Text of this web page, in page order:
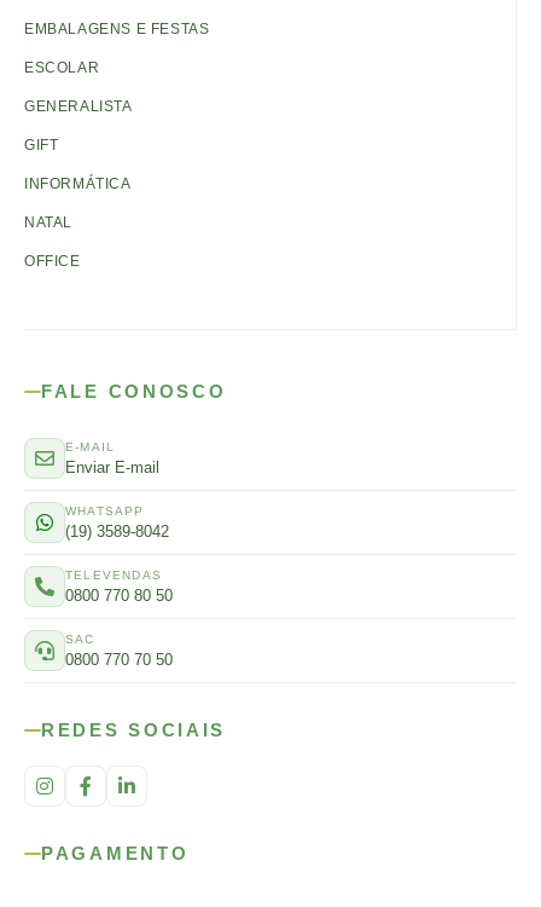
EMBALAGENS E FESTAS
ESCOLAR
GENERALISTA
GIFT
INFORMÁTICA
NATAL
OFFICE
FALE CONOSCO
E-MAIL
Enviar E-mail
WHATSAPP
(19) 3589-8042
TELEVENDAS
0800 770 80 50
SAC
0800 770 70 50
REDES SOCIAIS
PAGAMENTO